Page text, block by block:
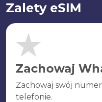
Zalety eSIM
Zachowaj
Zachowaj swój
telefonie.